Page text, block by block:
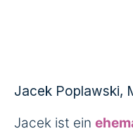
Jacek Poplawski,
Jacek ist ein